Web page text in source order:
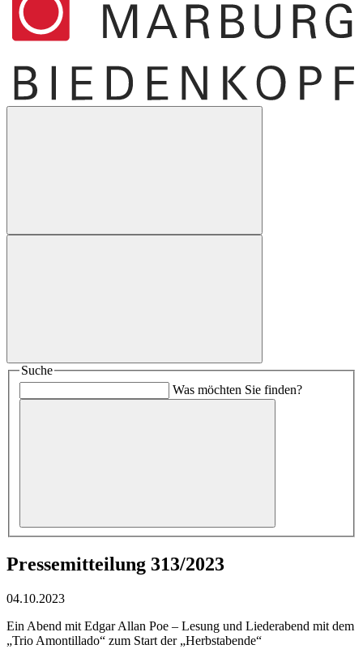
Suche
Was möchten Sie finden?
Pressemitteilung 313/2023
04.10.2023
Ein Abend mit Edgar Allan Poe – Lesung und Liederabend mit dem
„Trio Amontillado“ zum Start der „Herbstabende“